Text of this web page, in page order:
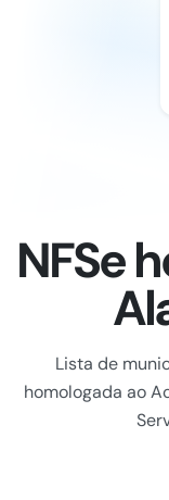
NFSe
Lista de
homologada ao